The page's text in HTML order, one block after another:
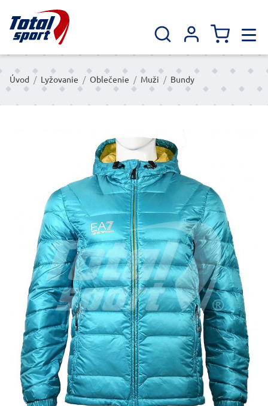
Úvod / Lyžovanie / Oblečenie / Muži / Bundy